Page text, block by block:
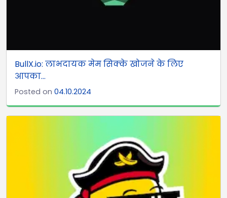
BullX.io: लाभदायक मेम सिक्के खोजने के लिए
आपका...
Posted on 04.10.2024